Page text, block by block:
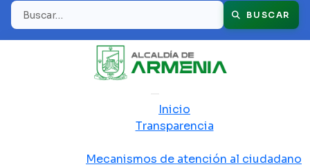
Buscar BUSCAR
Inicio
Transparencia
Mecanismos de atención al ciudadano